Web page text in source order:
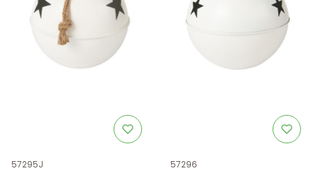
Kod produktu
57295J Kod produktu
57296